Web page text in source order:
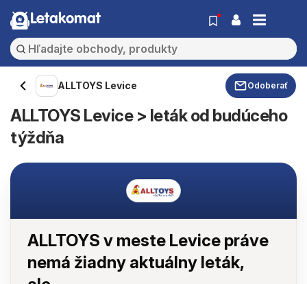
Letakomat
ALLTOYS Levice Odoberať
ALLTOYS Levice > leták od budúceho
týždňa
ALLTOYS v meste Levice práve
nemá žiadny aktuálny leták,